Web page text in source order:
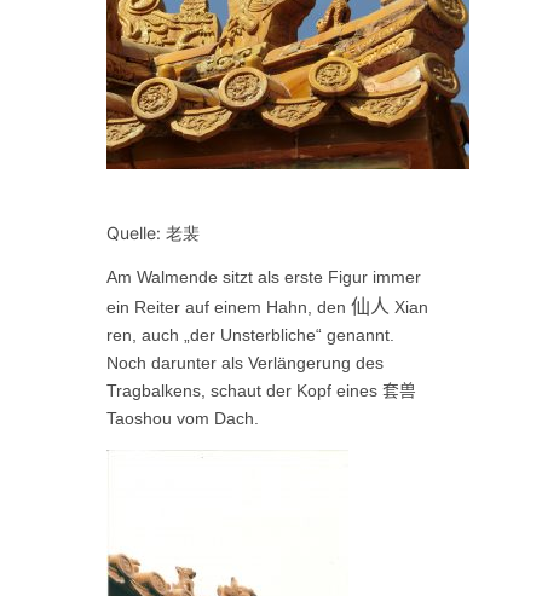
Quelle: 老裴
Am Walmende sitzt als erste Figur immer
ein Reiter auf einem Hahn, den 仙人 Xian
ren, auch „der Unsterbliche“ genannt.
Noch darunter als Verlängerung des
Tragbalkens, schaut der Kopf eines 套兽
Taoshou vom Dach.